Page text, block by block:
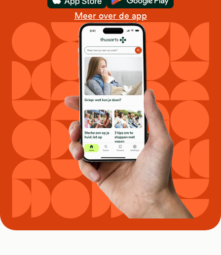
Download in de App Store
Download in de
Meer over de app